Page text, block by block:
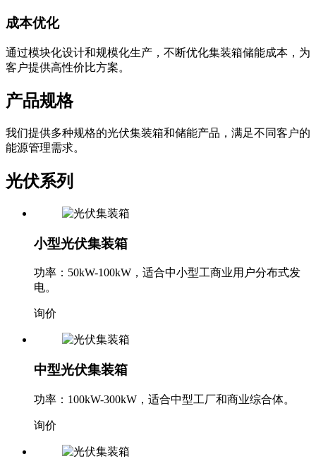
成本优化
通过模块化设计和规模化生产，不断优化集装箱储能成本，为
客户提供高性价比方案。
产品规格
我们提供多种规格的光伏集装箱和储能产品，满足不同客户的
能源管理需求。
光伏系列
小型光伏集装箱
功率：50kW-100kW，适合中小型工商业用户分布式发
电。
询价
中型光伏集装箱
功率：100kW-300kW，适合中型工厂和商业综合体。
询价